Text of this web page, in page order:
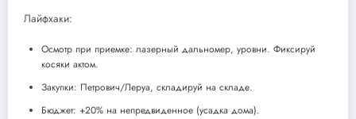
Лайфхаки:
Осмотр при приемке: лазерный дальномер, уровни. Фиксируй
косяки актом.
Закупки: Петрович/Леруа, складируй на складе.
Бюджет: +20% на непредвиденное (усадка дома).